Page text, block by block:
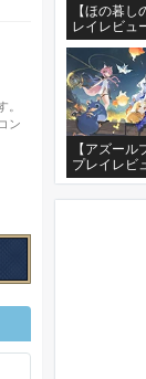
。
ン
【ほの暮
レイレビュ
【アズール
プレイレビ